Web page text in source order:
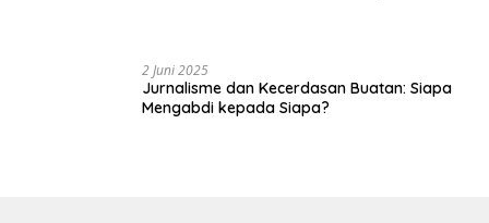
2 Juni 2025
Jurnalisme dan Kecerdasan Buatan: Siapa
Mengabdi kepada Siapa?